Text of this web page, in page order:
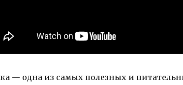
— одна из самых полезных и